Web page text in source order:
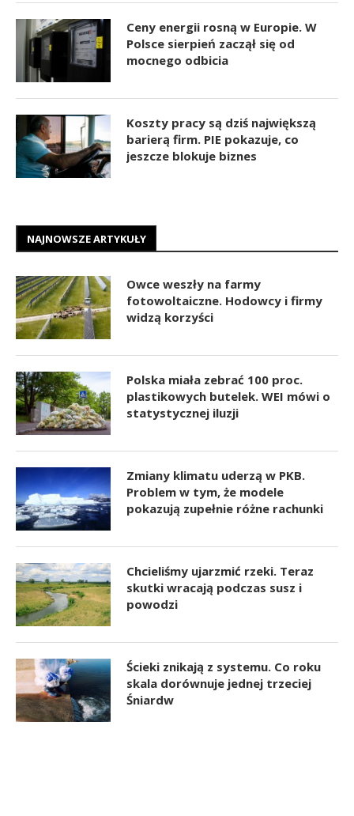
Ceny energii rosną w Europie. W
Polsce sierpień zaczął się od
mocnego odbicia
Koszty pracy są dziś największą
barierą firm. PIE pokazuje, co
jeszcze blokuje biznes
NAJNOWSZE ARTYKUŁY
Owce weszły na farmy
fotowoltaiczne. Hodowcy i firmy
widzą korzyści
Polska miała zebrać 100 proc.
plastikowych butelek. WEI mówi o
statystycznej iluzji
Zmiany klimatu uderzą w PKB.
Problem w tym, że modele
pokazują zupełnie różne rachunki
Chcieliśmy ujarzmić rzeki. Teraz
skutki wracają podczas susz i
powodzi
Ścieki znikają z systemu. Co roku
skala dorównuje jednej trzeciej
Śniardw